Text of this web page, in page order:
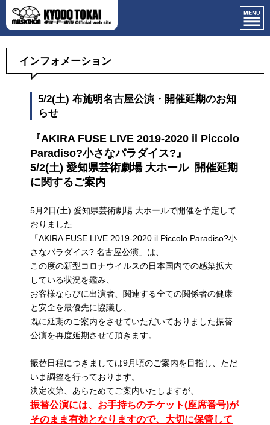
インフォメーション
5/2(土) 布施明名古屋公演・開催延期のお知
らせ
『AKIRA FUSE LIVE 2019-2020 il Piccolo
Paradiso?小さなパラダイス?』
5/2(土) 愛知県芸術劇場 大ホール 開催延期
に関するご案内
5月2日(土) 愛知県芸術劇場 大ホールで開催を予定して
おりました
「AKIRA FUSE LIVE 2019-2020 il Piccolo Paradiso?小
さなパラダイス? 名古屋公演」は、
この度の新型コロナウイルスの日本国内での感染拡大
している状況を鑑み、
お客様ならびに出演者、関連する全ての関係者の健康
と安全を最優先に協議し、
既に延期のご案内をさせていただいておりました振替
公演を再度延期させて頂きます。
振替日程につきましては9月頃のご案内を目指し、ただ
いま調整を行っております。
決定次第、あらためてご案内いたしますが、
振替公演には、お手持ちのチケット(座席番号)が
そのまま有効となりますので、大切に保管して